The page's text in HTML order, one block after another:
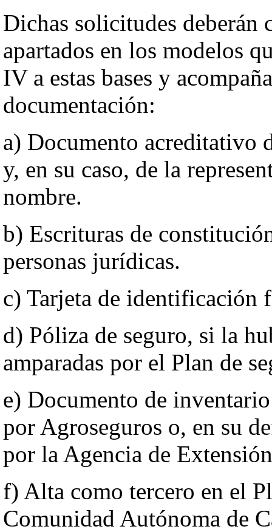
Dichas solicitudes deberán
apartados en los modelos
IV a estas bases y
documentación:
a) Documento acreditativo
y, en su caso, de la
nombre.
b) Escrituras de
personas jurídicas.
c) Tarjeta de identificación
d) Póliza de seguro, si la
amparadas por el Plan de
e) Documento de
por Agroseguros o, en su
por la Agencia de
f) Alta como tercero en el
Comunidad Autónoma de